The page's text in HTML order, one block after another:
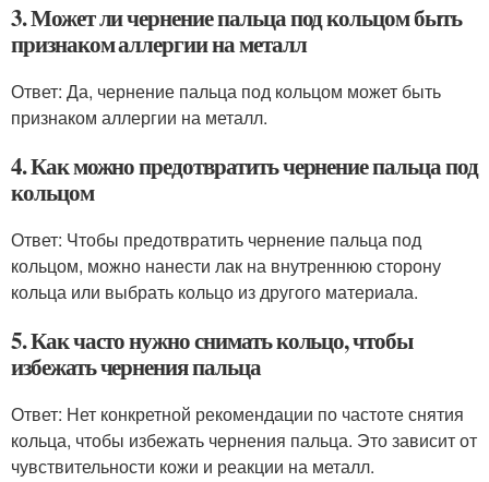
3. Может ли чернение пальца под кольцом быть
признаком аллергии на металл
Ответ: Да, чернение пальца под кольцом может быть
признаком аллергии на металл.
4. Как можно предотвратить чернение пальца под
кольцом
Ответ: Чтобы предотвратить чернение пальца под
кольцом, можно нанести лак на внутреннюю сторону
кольца или выбрать кольцо из другого материала.
5. Как часто нужно снимать кольцо, чтобы
избежать чернения пальца
Ответ: Нет конкретной рекомендации по частоте снятия
кольца, чтобы избежать чернения пальца. Это зависит от
чувствительности кожи и реакции на металл.